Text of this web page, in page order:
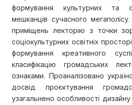
формування культурних та
мешканців сучасного
приміщень лекторію з точки
соціокультурних освітніх
формування креативного
класифікацію громадських
ознаками. Проаналізовано
досвід проєктування
узагальнено особливості дизайну